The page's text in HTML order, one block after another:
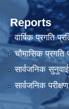
Reports
वार्षिक प्रगति
चौमासिक प्रगति
सार्वजनिक सुनुवाई
सार्वजनिक परीक्षण